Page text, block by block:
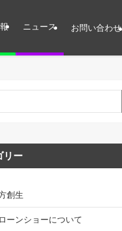
ニュース お問い合わせ
リー
創生
ーンショーについて